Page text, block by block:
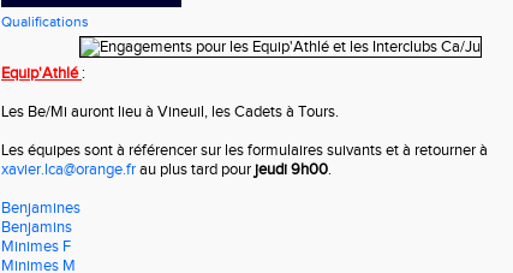
Qualifications
Equip'Athlé:
Les Be/Mi auront lieu à Vineuil, les Cadets à Tours.
Les équipes sont à référencer sur les formulaires suivants et à retourner à
xavier.lca@orange.frau plus tard pourjeudi 9h00.
Benjamines
Benjamins
Minimes F
Minimes M